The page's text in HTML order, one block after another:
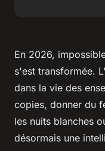
En 2026,
s'est transformée.
dans la vie des
copies, donner du
les nuits blanches
désormais une